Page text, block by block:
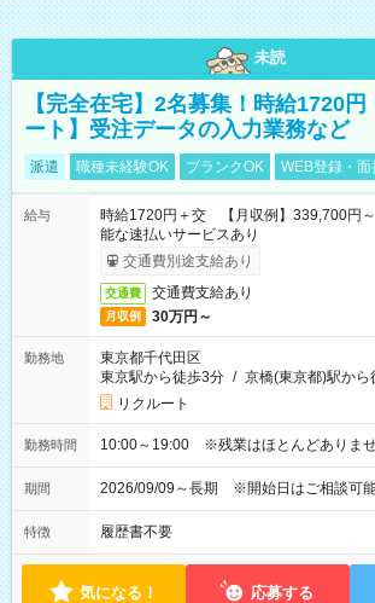
未読
【完全在宅】2名募集！時給1720
ート】受注データの入力業務など
派遣 職種未経験OK ブランクOK WEB登録・面
給与
時給1720円＋交 【月収例】339,700円
能な速払いサービスあり
交通費別途支給あり
交通費 交通費支給あり
月収例 30万円～
勤務地
東京都千代田区
東京駅から徒歩3分 / 京橋(東京都)駅から
リクルート
勤務時間 10:00～19:00 ※残業はほとんどありま
期間 2026/09/09～長期 ※開始日はご相談可
特徴 履歴書不要
気になる！ 応募する